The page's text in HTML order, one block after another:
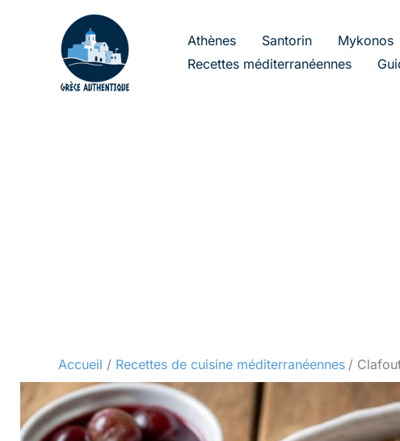
Athènes Santorin Mykonos
Recettes méditerranéennes
Accueil Recettes de cuisine méditerranéennes